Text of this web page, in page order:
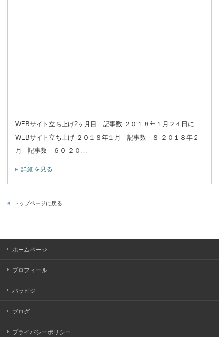
WEBサイト立ち上げ2ヶ月目 記事数 ２０１８年１月２４日に
WEBサイト立ち上げ ２０１８年１月 記事数 ８ ２０１８年２
月 記事数 ６０ ２０…
詳細を見る
トップページに戻る
ホームページ
プロフィール
パラビジ
ブログ
プライバシーポリシー